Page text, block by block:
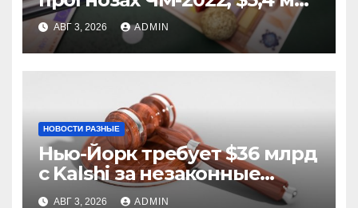
из них незаконные
АВГ 3, 2026 ADMIN
НОВОСТИ РАЗНЫЕ
Нью-Йорк требует $36 млрд
с Kalshi за незаконные
ставки
АВГ 3, 2026 ADMIN